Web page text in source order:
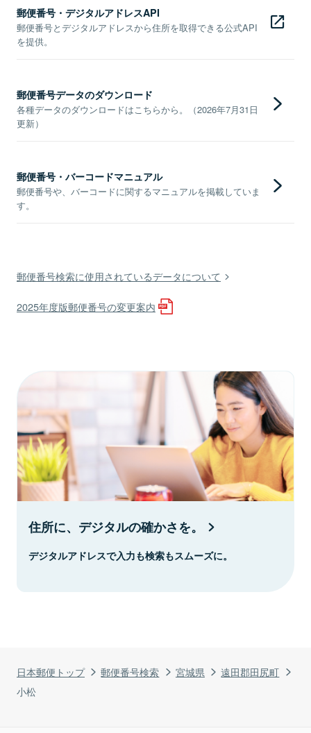
日本郵便トップ 郵便番号検索 宮城県
遠田郡田尻町
小松
郵便番号・デジタルアドレスAPI
郵便番号とデジタルアドレスから住所を取得できる公式API
を提供。
郵便番号データのダウンロード
各種データのダウンロードはこちらから。（2026年7月31日
更新）
郵便番号・バーコードマニュアル
郵便番号や、バーコードに関するマニュアルを掲載していま
す。
郵便番号検索に使用されているデータについて
2025年度版郵便番号の変更案内
住所に、デジタルの確かさを。
デジタルアドレスで入力も検索もスムーズに。